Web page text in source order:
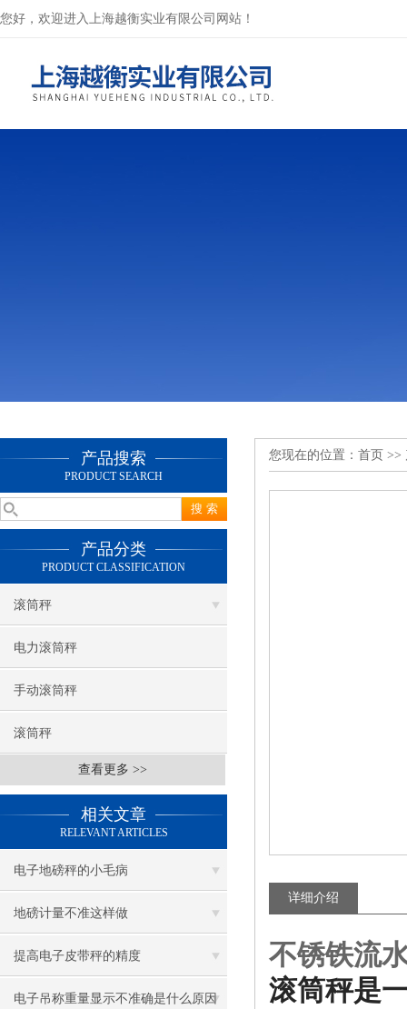
您好，欢迎进入上海越衡实业有限公司网站！
产品搜索
PRODUCT SEARCH
产品分类
PRODUCT CLASSIFICATION
滚筒秤
电力滚筒秤
手动滚筒秤
滚筒秤
查看更多 >>
相关文章
RELEVANT ARTICLES
电子地磅秤的小毛病
地磅计量不准这样做
提高电子皮带秤的精度
电子吊称重量显示不准确是什么原因
您现在的位置： 首页 >>
详细介绍
不锈铁流
滚筒秤是